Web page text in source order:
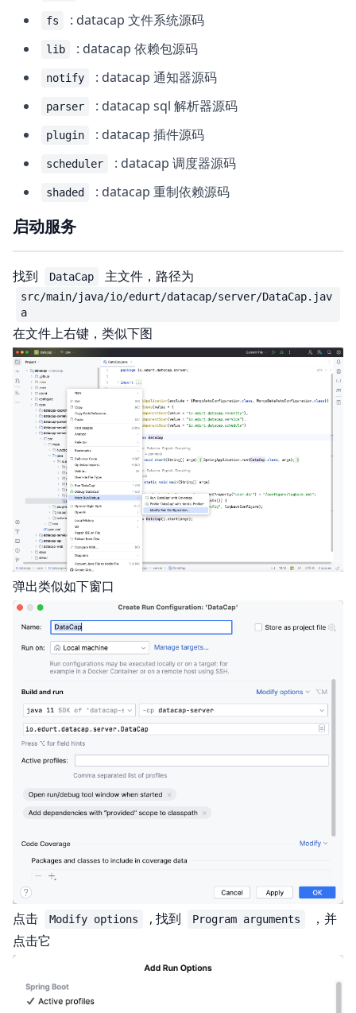
fs : datacap 文件系统源码
lib : datacap 依赖包源码
notify : datacap 通知器源码
parser : datacap sql 解析器源码
plugin : datacap 插件源码
scheduler : datacap 调度器源码
shaded : datacap 重制依赖源码
启动服务
找到 DataCap 主文件，路径为
src/main/java/io/edurt/datacap/server/DataCap.jav
a
在文件上右键，类似下图
弹出类似如下窗口
点击 Modify options , 找到 Program arguments
，并
点击它